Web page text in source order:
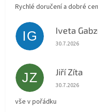
Rychlé doručení a dobré
IG Iveta
Hodnocení
30.7.2026
JZ Jiří Zíta
Hodnocení
30.7.2026
vše v pořádku